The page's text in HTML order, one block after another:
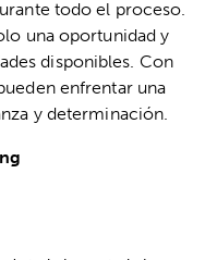
todo el proceso.
una oportunidad y
disponibles. Con
enfrentar una
y determinación.